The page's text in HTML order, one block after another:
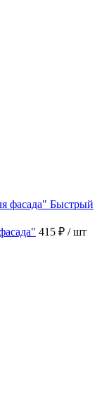
Быстрый
415 ₽ / шт